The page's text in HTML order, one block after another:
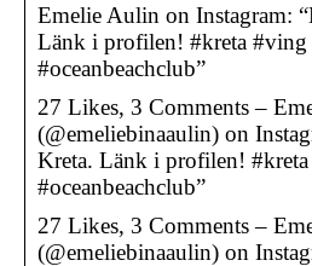
Emelie Aulin on Instagram:
Länk i profilen! #kreta #ving
#oceanbeachclub”
27 Likes, 3 Comments –
(@emeliebinaaulin) on
Kreta. Länk i profilen!
#oceanbeachclub”
27 Likes, 3 Comments –
(@emeliebinaaulin) on